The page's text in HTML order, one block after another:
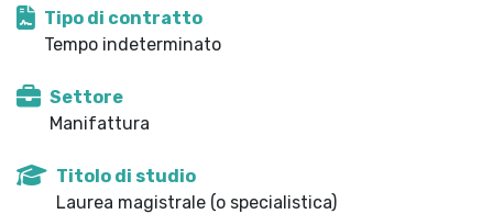
Tipo di contratto
Tempo indeterminato
Settore
Manifattura
Titolo di studio
Laurea magistrale (o specialistica)